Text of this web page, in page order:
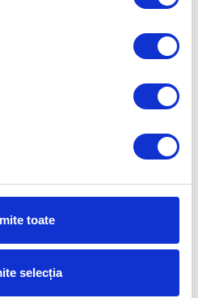
toate
selecția
VARĂ